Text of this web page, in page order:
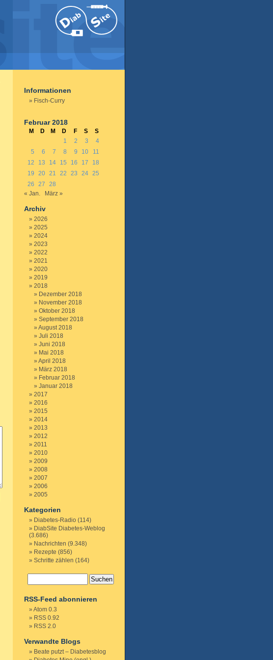
Informationen
Fisch-Curry
Februar 2018
M D M D F S
S
1
2 3
4
5
6 7 8 9 10
11
12
13 14 15 16 17
18
19
20 21 22 23 24 25
26
27
28
« Jan.
März »
Archiv
2026
2025
2024
2023
2022
2021
2020
2019
2018
Dezember 2018
November 2018
Oktober 2018
September 2018
August 2018
Juli 2018
Juni 2018
Mai 2018
April 2018
März 2018
Februar 2018
Januar 2018
2017
2016
2015
2014
2013
2012
2011
2010
2009
2008
2007
2006
2005
Kategorien
Diabetes-Radio (114)
DiabSite Diabetes-Weblog
(3.686)
Nachrichten (9.348)
Rezepte (856)
Schritte zählen (164)
RSS-Feed abonnieren
Atom 0.3
RSS 0.92
RSS 2.0
Verwandte Blogs
Beate putzt – Diabetesblog